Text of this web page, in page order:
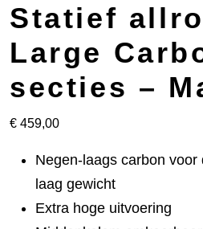
Statief
Large
secties –
€ 459,00
Negen-laags carbon voor
laag gewicht
Extra hoge uitvoering